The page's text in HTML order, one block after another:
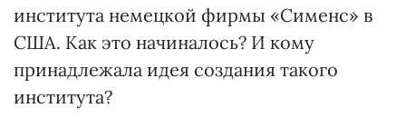
института немецкой фирмы «Сименс» в
США. Как это начиналось? И кому
принадлежала идея создания такого
института?